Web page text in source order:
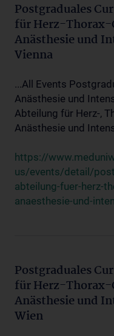
Postgraduales
für Herz-Thorax-
Anästhesie und
Vienna
...All Events
Anästhesie und
Abteilung für Herz-,
Anästhesie und
https://
us/events/detail/
abteilung-fuer-herz-
anaesthesie-und-
Postgraduales
für Herz-Thorax-
Anästhesie und
Wien